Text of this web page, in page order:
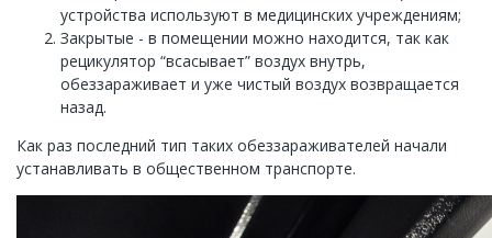
устройства используют в медицинских учреждениям;
Закрытые - в помещении можно находится, так как
рецикулятор “всасывает” воздух внутрь,
обеззараживает и уже чистый воздух возвращается
назад.
Как раз последний тип таких обеззараживателей начали
устанавливать в общественном транспорте.